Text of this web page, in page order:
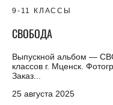
9-11 КЛАССЫ
СВОБОДА
Выпускной альбом —
классов г. Мценск.
Заказ...
25 августа 2025